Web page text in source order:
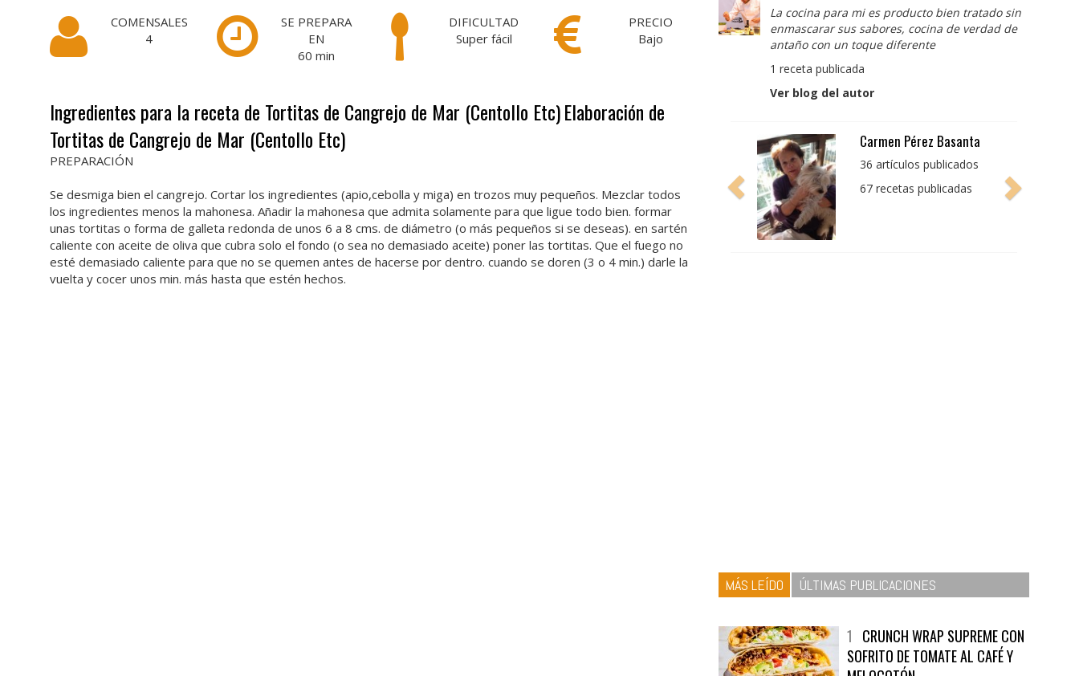
COMENSALES
4
SE PREPARA
EN
60 min
DIFICULTAD
Super fácil
PRECIO
Bajo
Ingredientes para la receta de Tortitas de Cangrejo de Mar (Centollo Etc)Elaboración de
Tortitas de Cangrejo de Mar (Centollo Etc)
PREPARACIÓN
Se desmiga bien el cangrejo. Cortar los ingredientes (apio,cebolla y miga) en trozos muy pequeños. Mezclar todos
los ingredientes menos la mahonesa. Añadir la mahonesa que admita solamente para que ligue todo bien. formar
unas tortitas o forma de galleta redonda de unos 6 a 8 cms. de diámetro (o más pequeños si se deseas). en sartén
caliente con aceite de oliva que cubra solo el fondo (o sea no demasiado aceite) poner las tortitas. Que el fuego no
esté demasiado caliente para que no se quemen antes de hacerse por dentro. cuando se doren (3 o 4 min.) darle la
vuelta y cocer unos min. más hasta que estén hechos.
La cocina para mi es producto bien tratado sin
enmascarar sus sabores, cocina de verdad de
antaño con un toque diferente
1 receta publicada
Ver blog del autor
Pedro Manuel Collado
Cruz
producto bien tratado
MÁS LEÍDO ÚLTIMAS PUBLICACIONES